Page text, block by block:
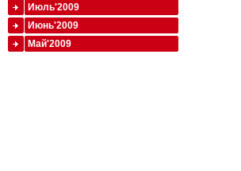
Июль'2009
Июнь'2009
Май'2009